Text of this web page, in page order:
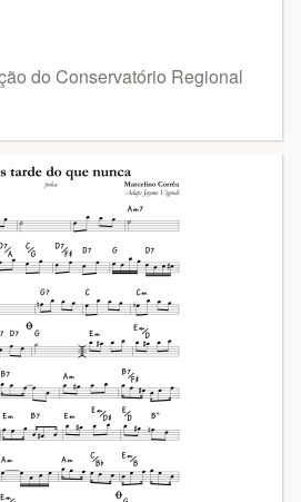
do Conservatório Regional